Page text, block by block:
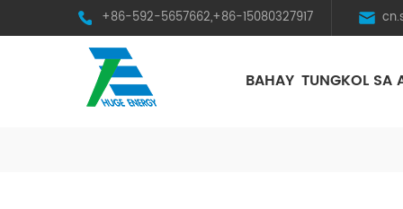
+86-592-5657662,+86-15080327917
BAHAY TUNGKOL SA